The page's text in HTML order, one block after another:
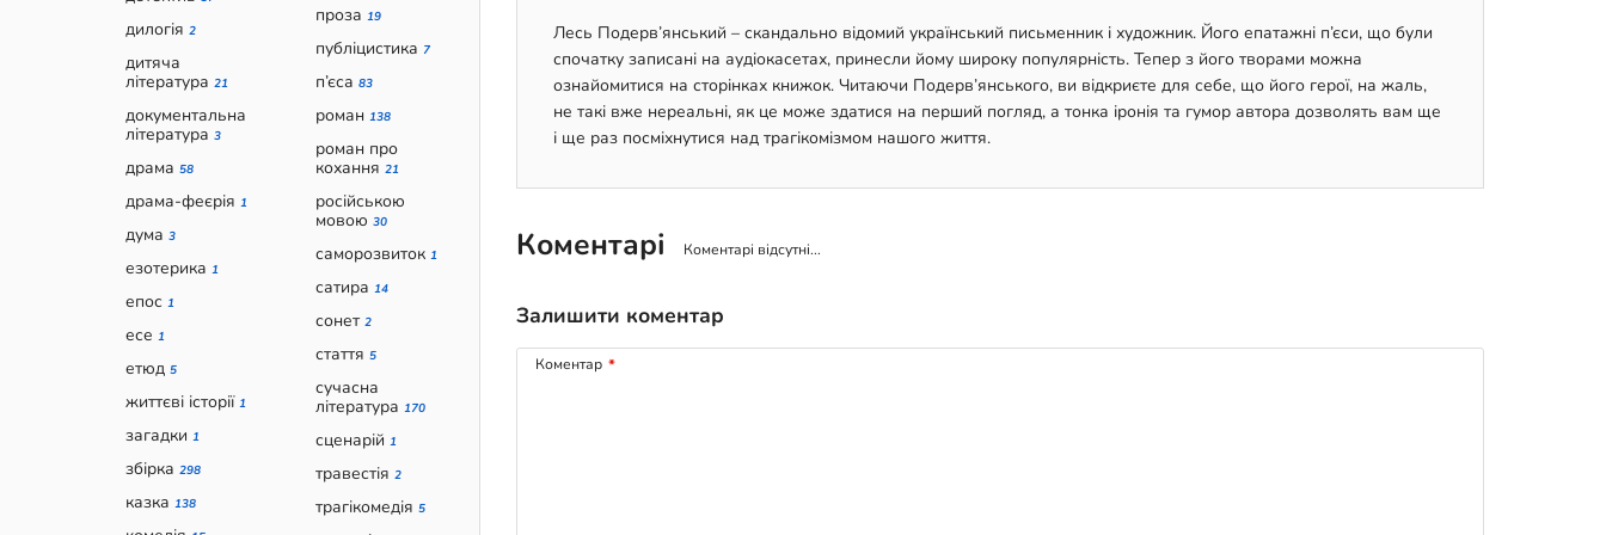
дилогія 2
дитяча
література 21
документальна
література 3
драма 58
драма-феєрія 1
дума 3
езотерика 1
епос 1
есе 1
етюд 5
життєві історії 1
загадки 1
збірка 298
казка 138
проза 19
публіцистика 7
п’єса 83
роман 138
роман про
кохання 21
російською
мовою 30
саморозвиток 1
сатира 14
сонет 2
стаття 5
сучасна
література 170
сценарій 1
травестія 2
трагікомедія 5
Лесь Подерв’янський – скандально відомий український письменник і художник. Його епатажні п’єси, що були
спочатку записані на аудіокасетах, принесли йому широку популярність. Тепер з його творами можна
ознайомитися на сторінках книжок. Читаючи Подерв’янського, ви відкриєте для себе, що його герої, на жаль,
не такі вже нереальні, як це може здатися на перший погляд, а тонка іронія та гумор автора дозволять вам ще
і ще раз посміхнутися над трагікомізмом нашого життя.
Коментарі Коментарі відсутні...
Залишити коментар
Коментар *